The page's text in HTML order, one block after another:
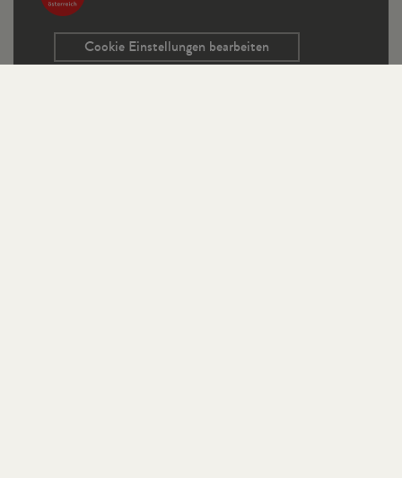
Cookie Einstellungen bearbeiten